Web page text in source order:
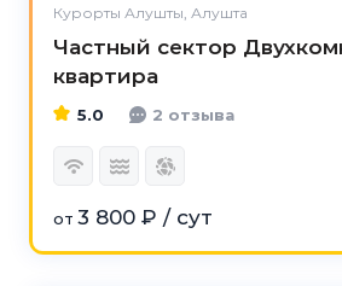
Курорты Алушты, Алушта
Частный сектор
квартира
5.0 2 отзыва
от 3 800 ₽ / сут